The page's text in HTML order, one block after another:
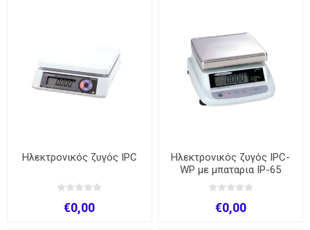
Ηλεκτρονικός ζυγός IPC
€0,00
Ηλεκτρονικός ζυγός IPC-
WP με μπαταρια IP-65
3kg/1g
€0,00